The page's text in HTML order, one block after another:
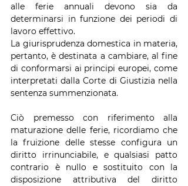
alle ferie annuali devono sia da
determinarsi in funzione dei periodi di
lavoro effettivo.
La giurisprudenza domestica in materia,
pertanto, è destinata a cambiare, al fine
di conformarsi ai principi europei, come
interpretati dalla Corte di Giustizia nella
sentenza summenzionata.
Ciò premesso con riferimento alla
maturazione delle ferie, ricordiamo che
la fruizione delle stesse configura un
diritto irrinunciabile, e qualsiasi patto
contrario è nullo e sostituito con la
disposizione attributiva del diritto